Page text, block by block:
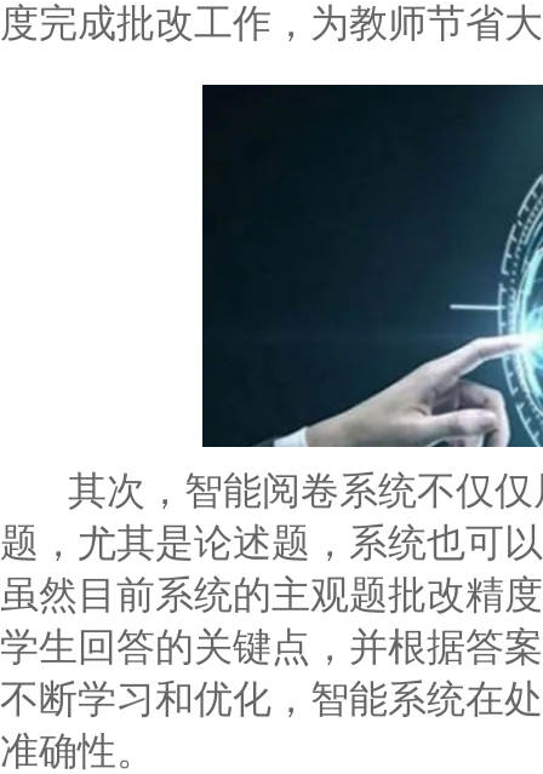
度完成批改工作，为教师节省
其次，智能阅卷系统不仅仅
题，尤其是论述题，系统也可
虽然目前系统的主观题批改精
学生回答的关键点，并根据答
不断学习和优化，智能系统在
准确性。